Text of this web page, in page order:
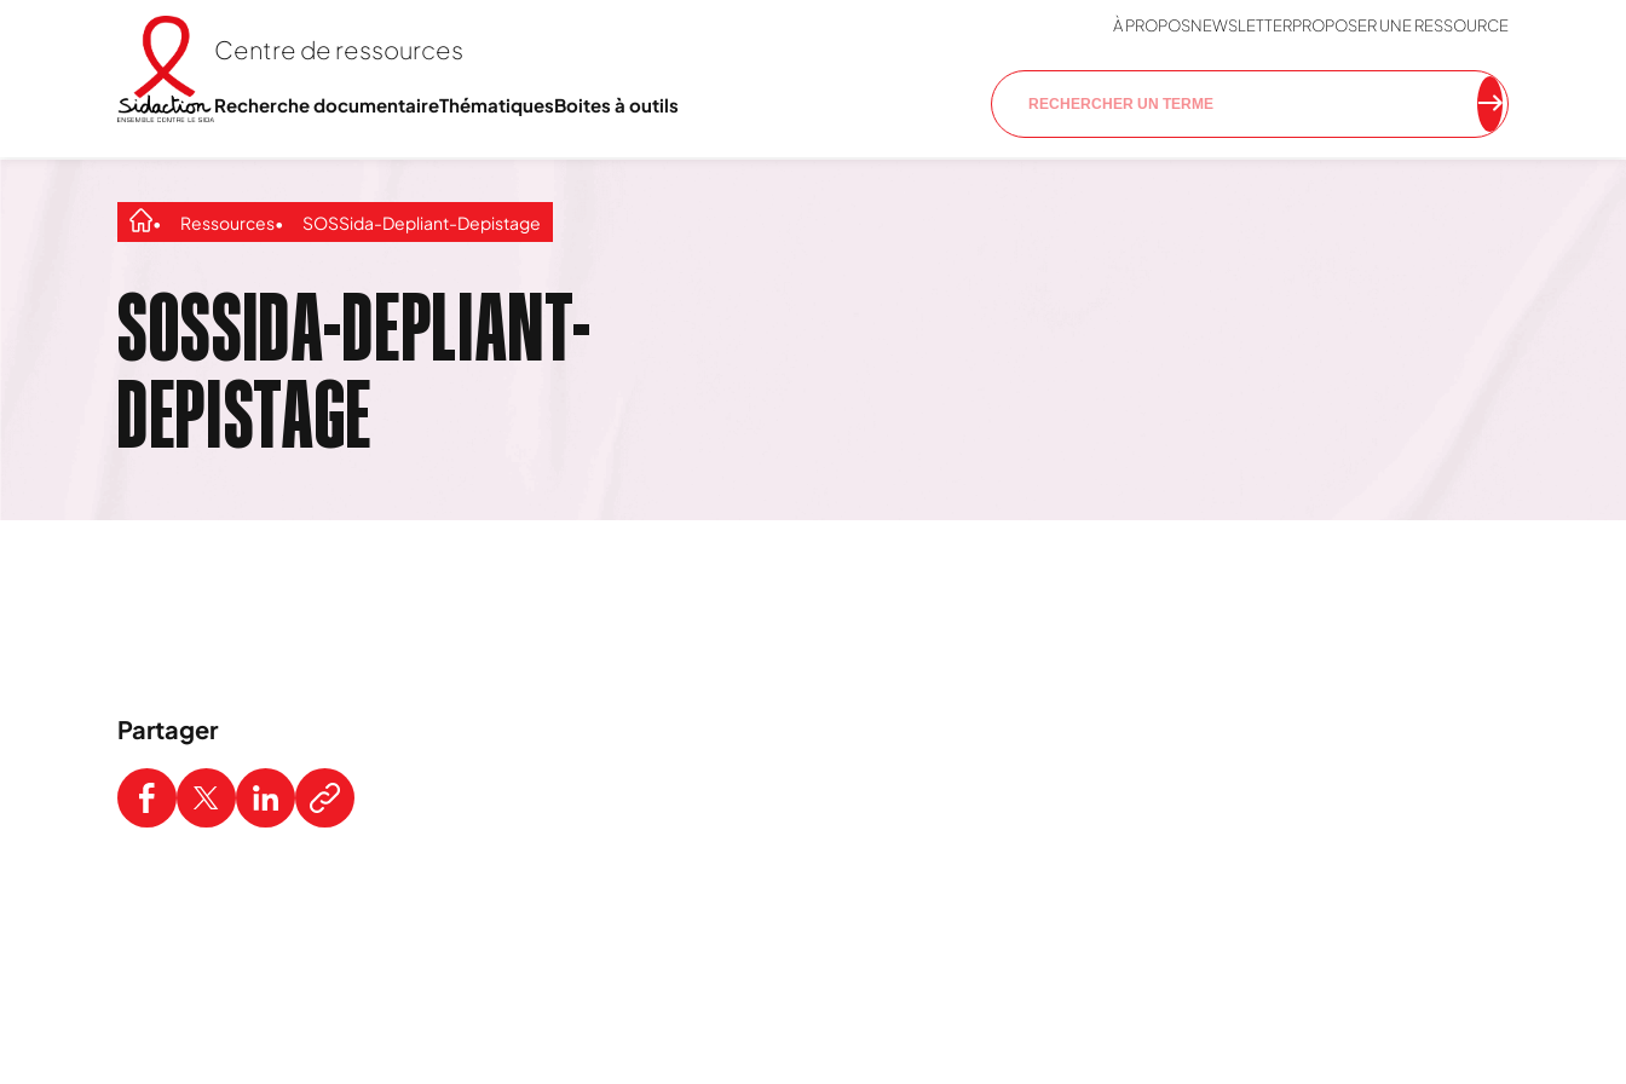
Centre de ressources
À PROPOSNEWSLETTERPROPOSER UNE RESSOURCE
Recherche documentaireThématiquesBoites à outils
Ressources SOSSida-Depliant-Depistage
SOSSIDA-DEPLIANT-
DEPISTAGE
Partager